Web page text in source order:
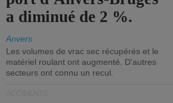
a diminué de 2 %.
Anvers
Les volumes de vrac sec récupérés et le
matériel roulant ont augmenté. D'autres
secteurs ont connu un recul.